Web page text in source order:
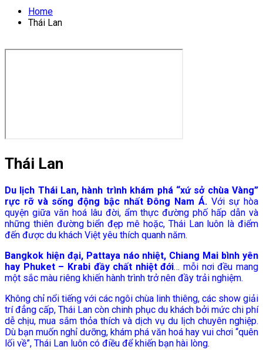
Home
Thái Lan
Thái Lan
Du lịch Thái Lan, hành trình khám phá “xứ sở chùa Vàng”
rực rỡ và sống động bậc nhất Đông Nam Á.Với sự hòa
quyện giữa văn hoá lâu đời, ẩm thực đường phố hấp dẫn và
những thiên đường biển đẹp mê hoặc, Thái Lan luôn là điểm
đến được du khách Việt yêu thích quanh năm.
Bangkok hiện đại, Pattaya náo nhiệt, Chiang Mai bình yên
hay Phuket – Krabi đầy chất nhiệt đới… mỗi nơi đều mang
một sắc màu riêng khiến hành trình trở nên đầy trải nghiệm.
Không chỉ nổi tiếng với các ngôi chùa linh thiêng, các show giải
trí đẳng cấp, Thái Lan còn chinh phục du khách bởi mức chi phí
dễ chịu, mua sắm thỏa thích và dịch vụ du lịch chuyên nghiệp.
Dù bạn muốn nghỉ dưỡng, khám phá văn hoá hay vui chơi “quên
lối về”, Thái Lan luôn có điều để khiến bạn hài lòng.